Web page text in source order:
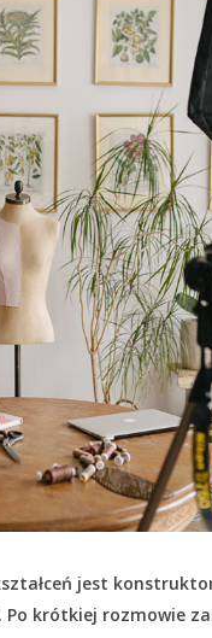
jest
krótkiej rozmowie